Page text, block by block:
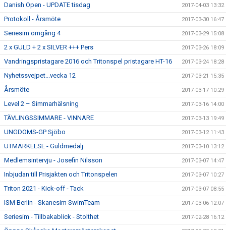
Danish Open - UPDATE tisdag 2017-04-03 13:32
Protokoll - Årsmöte 2017-03-30 16:47
Seriesim omgång 4 2017-03-29 15:08
2 x GULD + 2 x SILVER +++ Pers 2017-03-26 18:09
Vandringspristagare 2016 och Tritonspel pristagare HT-16 2017-03-24 18:28
Nyhetssvejpet...vecka 12 2017-03-21 15:35
Årsmöte 2017-03-17 10:29
Level 2 – Simmarhälsning 2017-03-16 14:00
TÄVLINGSSIMMARE - VINNARE 2017-03-13 19:49
UNGDOMS-GP Sjöbo 2017-03-12 11:43
UTMÄRKELSE - Guldmedalj 2017-03-10 13:12
Medlemsintervju - Josefin Nilsson 2017-03-07 14:47
Inbjudan till Prisjakten och Tritonspelen 2017-03-07 10:27
Triton 2021 - Kick-off - Tack 2017-03-07 08:55
ISM Berlin - Skanesim SwimTeam 2017-03-06 12:07
Seriesim - Tillbakablick - Stolthet 2017-02-28 16:12